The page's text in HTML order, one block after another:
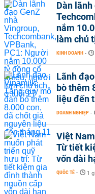
Dàn
nắm
làm chủ
KINH DOANH -
Lãnh
bò thêm
liệu đến
DOANH NGHIỆP -
Việt
Từ tiết
vốn dài
QUỐC TẾ - 1